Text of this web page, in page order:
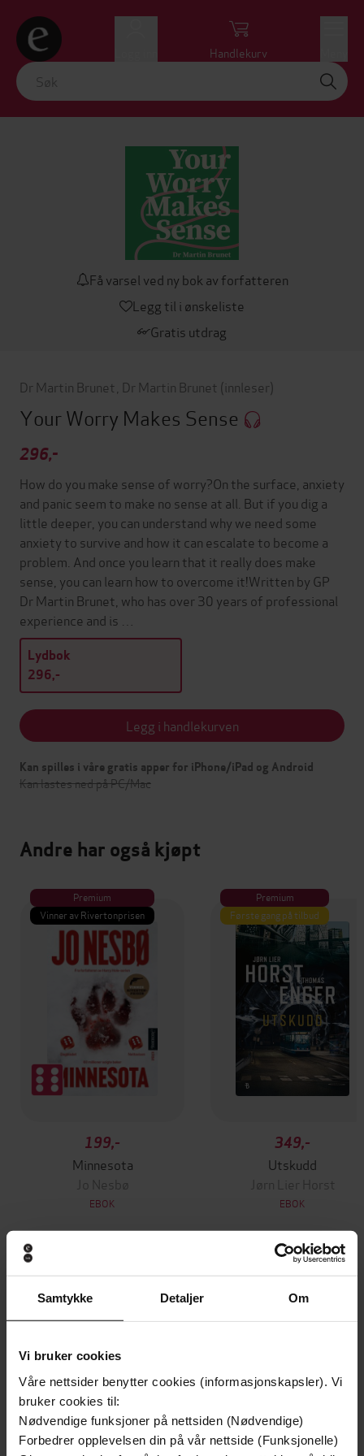
Samtykke Detaljer Om
Vi bruker cookies
Våre nettsider benytter cookies (informasjonskapsler). Vi
bruker cookies til:
Nødvendige funksjoner på nettsiden (Nødvendige)
Forbedrer opplevelsen din på vår nettside (Funksjonelle)
Handlekurv
Få varsel ved ny bok av forfatteren
Legg til i ønskeliste
Gratis utdrag
Dr Martin Brunet Dr Martin Brunet (innleser)
Your Worry Makes Sense
296,-
How do you make sense of worry?On the surface, anxiety
and panic seem to make no sense at all. But if you dig a
little deeper, you can understand why we need some
anxiety to survive and how it can escalate to become a
problem. And once you learn that it really does make
sense, you can learn how to overcome it!Written by GP
Dr Martin Brunet, who has over 30 years of professional
experience and is …
Lydbok
296,-
Legg i handlekurven
Kan spilles i våre gratis apper for iPhone/iPad og Android
Kan lastes ned på PC/Mac
Andre har også kjøpt
Premium
Vinner av Rivertonprisen
199,-
Minnesota
Jo Nesbø
EBOK
Premium
Første gang på tilbud
349,-
Utskudd
Jørn Lier Horst
EBOK
Undertittel
Anxiety and Burnout are Logical (and You
Can Overcome Them)
Brunet
Forlag John Murray
Utgitt 21.03.2025